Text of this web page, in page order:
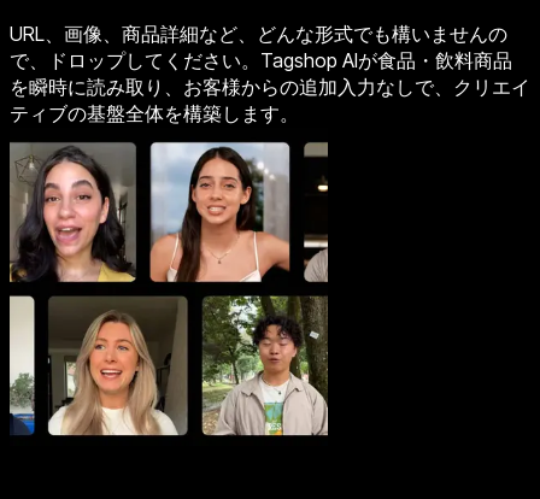
URL、画像、商品詳細など、どんな形式でも構いませんの
で、ドロップしてください。Tagshop AIが食品・飲料商品
を瞬時に読み取り、お客様からの追加入力なしで、クリエイ
ティブの基盤全体を構築します。